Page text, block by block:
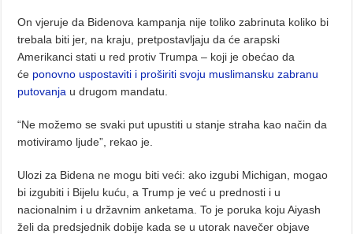
On vjeruje da Bidenova kampanja nije toliko zabrinuta koliko bi
trebala biti jer, na kraju, pretpostavljaju da će arapski
Amerikanci stati u red protiv Trumpa – koji je obećao da
će ponovno uspostaviti i proširiti svoju muslimansku zabranu
putovanja u drugom mandatu.
“Ne možemo se svaki put upustiti u stanje straha kao način da
motiviramo ljude”, rekao je.
Ulozi za Bidena ne mogu biti veći: ako izgubi Michigan, mogao
bi izgubiti i Bijelu kuću, a Trump je već u prednosti i u
nacionalnim i u državnim anketama. To je poruka koju Aiyash
želi da predsjednik dobije kada se u utorak navečer objave